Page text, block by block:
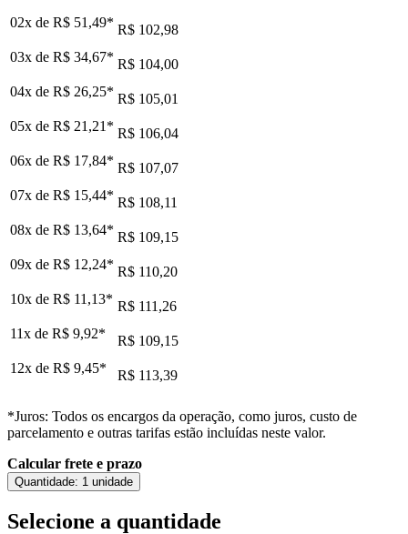
02x de R$ 51,49* R$ 102,98
03x de R$ 34,67* R$ 104,00
04x de R$ 26,25* R$ 105,01
05x de R$ 21,21 * R$ 106,04
06x de R$ 17,84* R$ 107,07
07x de R$ 15,44* R$ 108,11
08x de R$ 13,64* R$ 109,15
09x de R$ 12,24* R$ 110,20
10x de R$ 11,13* R$ 111,26
11x de R$ 9,92*
R$ 109,15
12x de R$ 9,45* R$ 113,39
*Juros: Todos os encargos da operação, como juros, custo de
parcelamento e outras tarifas estão incluídas neste valor.
Calcular frete e prazo
Quantidade: 1 unidade
Selecione a quantidade